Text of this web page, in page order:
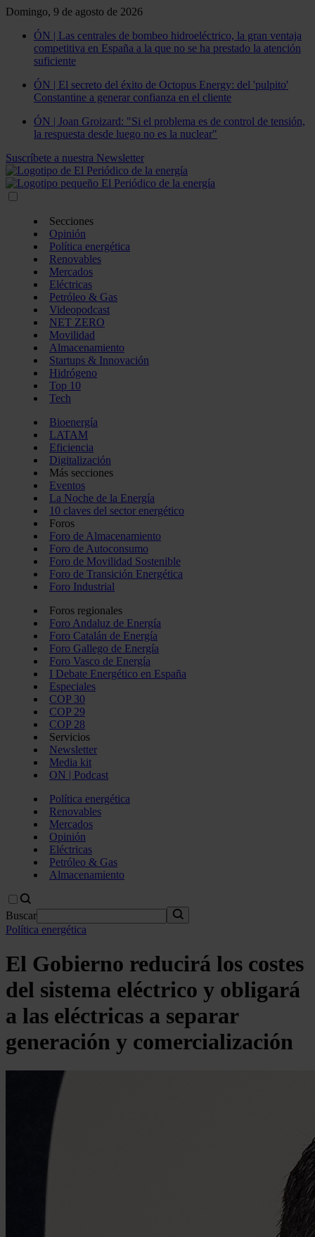
Domingo, 9 de agosto de 2026
ÓN | Las centrales de bombeo hidroeléctrico, la gran ventaja
competitiva en España a la que no se ha prestado la atención
suficiente
ÓN | El secreto del éxito de Octopus Energy: del 'pulpito'
Constantine a generar confianza en el cliente
ÓN | Joan Groizard: "Si el problema es de control de tensión,
la respuesta desde luego no es la nuclear"
Suscríbete a nuestra Newsletter
Secciones
Opinión
Política energética
Renovables
Mercados
Eléctricas
Petróleo & Gas
Videopodcast
NET ZERO
Movilidad
Almacenamiento
Startups & Innovación
Hidrógeno
Top 10
Tech
Bioenergía
LATAM
Eficiencia
Digitalización
Más secciones
Eventos
La Noche de la Energía
10 claves del sector energético
Foros
Foro de Almacenamiento
Foro de Autoconsumo
Foro de Movilidad Sostenible
Foro de Transición Energética
Foro Industrial
Foros regionales
Foro Andaluz de Energía
Foro Catalán de Energía
Foro Gallego de Energía
Foro Vasco de Energía
I Debate Energético en España
Especiales
COP 30
COP 29
COP 28
Servicios
Newsletter
Media kit
ON | Podcast
Política energética
Renovables
Mercados
Opinión
Eléctricas
Petróleo & Gas
Almacenamiento
Buscar
Política energética
El Gobierno reducirá los costes
del sistema eléctrico y obligará
a las eléctricas a separar
generación y comercialización